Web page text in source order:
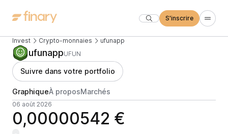
S'inscrire
Invest Crypto-monnaies ufunapp
ufunappUFUN
Suivre dans votre portfolio
GraphiqueÀ proposMarchés
06 août 2026
0,00000542 €